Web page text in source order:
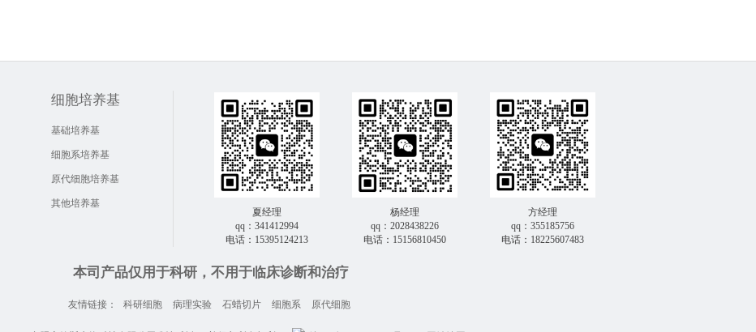
细胞培养基
基础培养基
细胞系培养基
原代细胞培养基
其他培养基
夏经理
qq：341412994
电话：15395124213
杨经理
qq：2028438226
电话：15156810450
方经理
qq：355185756
电话：18225607483
本司产品仅用于科研，不用于临床诊断和治疗
友情链接： 科研细胞 病理实验 石蜡切片 细胞系 原代细胞